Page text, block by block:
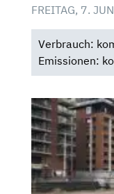
FREITAG, 7.
Verbrauch:
Emissionen: